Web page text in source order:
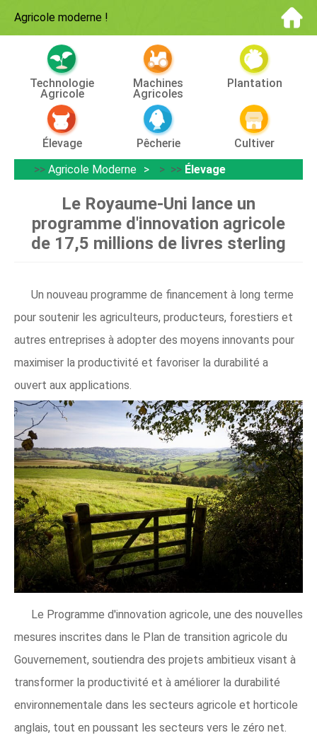
Agricole moderne !
Technologie
Agricole
Machines
Agricoles
Plantation
Élevage Pêcherie
Cultiver
>> Agricole Moderne > >> Élevage
Le Royaume-Uni lance un
programme d'innovation agricole
de 17,5 millions de livres sterling
Un nouveau programme de financement à long terme
pour soutenir les agriculteurs, producteurs, forestiers et
autres entreprises à adopter des moyens innovants pour
maximiser la productivité et favoriser la durabilité a
ouvert aux applications.
Le Programme d'innovation agricole, une des nouvelles
mesures inscrites dans le Plan de transition agricole du
Gouvernement, soutiendra des projets ambitieux visant à
transformer la productivité et à améliorer la durabilité
environnementale dans les secteurs agricole et horticole
anglais, tout en poussant les secteurs vers le zéro net.